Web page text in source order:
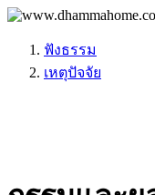
ฟังธรรม
เหตุปัจจัย